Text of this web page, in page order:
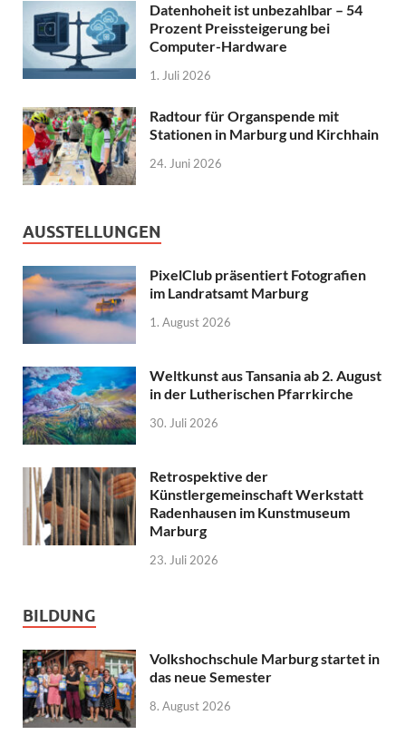
Datenhoheit ist unbezahlbar – 54
Prozent Preissteigerung bei
Computer-Hardware
1. Juli 2026
Radtour für Organspende mit
Stationen in Marburg und Kirchhain
24. Juni 2026
AUSSTELLUNGEN
PixelClub präsentiert Fotografien
im Landratsamt Marburg
1. August 2026
Weltkunst aus Tansania ab 2. August
in der Lutherischen Pfarrkirche
30. Juli 2026
Retrospektive der
Künstlergemeinschaft Werkstatt
Radenhausen im Kunstmuseum
Marburg
23. Juli 2026
BILDUNG
Volkshochschule Marburg startet in
das neue Semester
8. August 2026